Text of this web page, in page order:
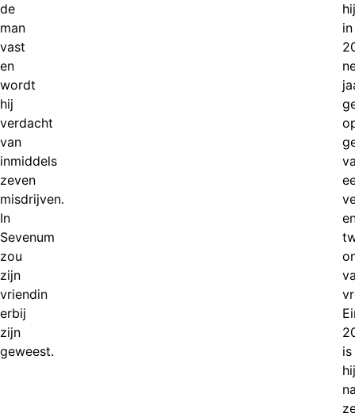
de
man
vast
en
wordt
hij
verdacht
van
inmiddels
zeven
misdrijven.
In
Sevenum
zou
zijn
vriendin
erbij
zijn
geweest.
hij
in
is
hij